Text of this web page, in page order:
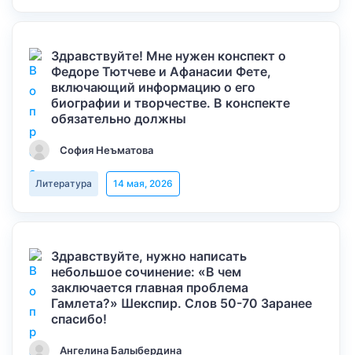
Здравствуйте! Мне нужен конспект о
Федоре Тютчеве и Афанасии Фете,
включающий информацию о его
биографии и творчестве. В конспекте
обязательно должны
София Неъматова
Литература 14 мая, 2026
Здравствуйте, нужно написать
небольшое сочинение: «В чем
заключается главная проблема
Гамлета?» Шекспир. Слов 50-70 Заранее
спасибо!
Ангелина Балыбердина